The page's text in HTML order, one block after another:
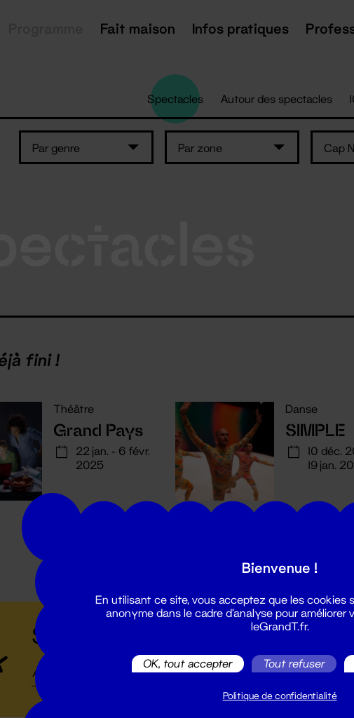
Fait maison Infos pratiques
Spectacles Autour des spectacles
Par genre Par zone Cap
fini !
Théâtre
Grand Pays
22 jan. - 6 févr.
2025
Danse
SIMPLE
10 déc.
19 jan.
Suivez toutes les actualités du
Bienvenue !
En utilisant ce site, vous acceptez que les cookies
anonyme dans le cadre d'analyse pour améliorer
leGrandT.fr.
OK, tout accepter Tout refuser
Politique de confidentialité